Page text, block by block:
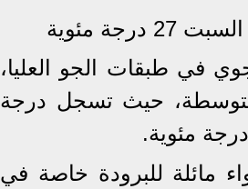
مئوية
في طبقات الجو العليا،
حيث تسجل درجة
مائلة للبرودة خاصة في